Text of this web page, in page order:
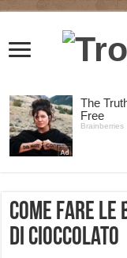
Come fare le
di cioccolato